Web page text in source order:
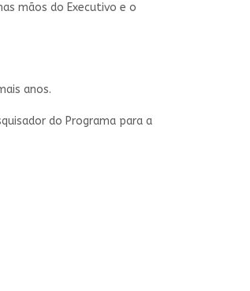
mãos do Executivo e o
anos.
do Programa para a